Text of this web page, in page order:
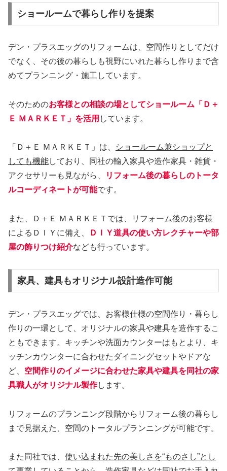
ショールームで暮らし作りを提案
デン・プラスエッグのリフォームは、空間作りとしてだけ
でなく、その後の暮らしも視野にいれた暮らし作りまで含
めてプランニング・施工しています。
そのためのお客様との相談の場としてショールーム「Ｄ＋
Ｅ ＭＡＲＫＥＴ」を活用 しています。
「Ｄ＋Ｅ ＭＡＲＫＥＴ」は、
ショールーム兼ショップと
しても機能しており、同社の輸入家具や造作家具・雑貨・
アクセサリーも見ながら、
リフォーム後の暮らしのトータ
ルコーディネートが可能です。
また、Ｄ＋Ｅ ＭＡＲＫＥＴでは、リフォーム後のお客様
によるＤＩＹに備え、
ＤＩＹ道具の使い方レクチャーや部
屋の飾りつけ紹介なども行っています。
家具、建具もオリジナル設計造作可能
デン・プラスエッグでは、お客様仕様の空間作り・暮らし
作りの一環として、オリジナルの家具や建具を造作するこ
ともできます。キッチンや洗面カウンターはもとより、キ
ッチンカウンターに合わせたダイニングセットやドアな
ど、 空間作りのイメージに合わせた家具や建具を同社の家
具職人がオリジナル製作します。
リフォームのプランニング段階からリフォーム後の暮らし
まで見据えた、空間のトータルプランニングが可能です。
また同社では、 使い込まれた先の美しさを“ものさし”とし